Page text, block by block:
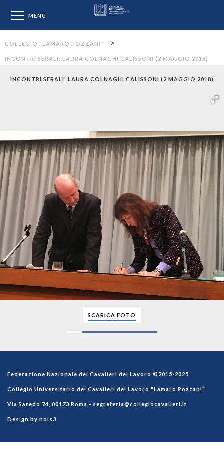
MENU
COLLEGIO "LAMARO POZZANI" >
INCONTRI SERALI: LAURA COLNAGHI CALISSONI (2 MAGGIO 2018)
INCONTRI SERALI: LAURA COLNAGHI CALISSONI (2 MAGGIO 2018)
SCARICA FOTO
Federazione Nazionale dei Cavalieri del Lavoro ©2015-2025
Collegio Universitario dei Cavalieri del Lavoro "Lamaro Pozzani"
Via Saredo 74, 00173 Roma - segreteria@collegiocavalieri.it
Design by nois3